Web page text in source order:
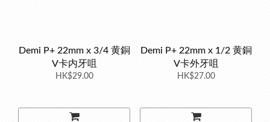
Demi P+ 22mm x 3/4 黄銅
V卡内牙咀
HK$29.00
Demi P+ 22mm x 1/2 黄銅
V卡外牙咀
HK$27.00